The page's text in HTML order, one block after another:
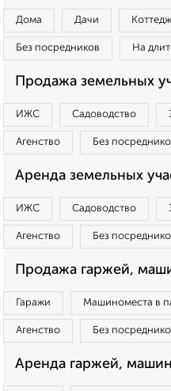
Дома Дачи
Без посредников На
Продажа земельных
ИЖС Садоводство
Агенство Без
Аренда земельных
ИЖС Садоводство
Агенство Без
Продажа гаржей,
Гаражи Машиноместа в
Агенство Без
Аренда гаржей,